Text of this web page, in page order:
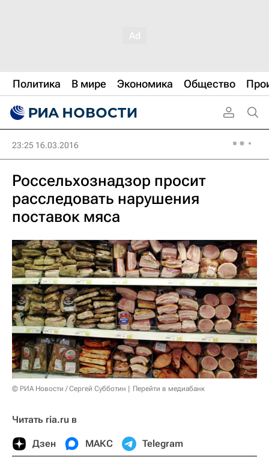
Политика В мире Экономика Общество
23:25 16.03.2016
Россельхознадзор просит
расследовать нарушения
поставок мяса
© РИА Новости / Сергей Субботин Перейти в медиабанк
Читать ria.ru в
Дзен МАКС Telegram